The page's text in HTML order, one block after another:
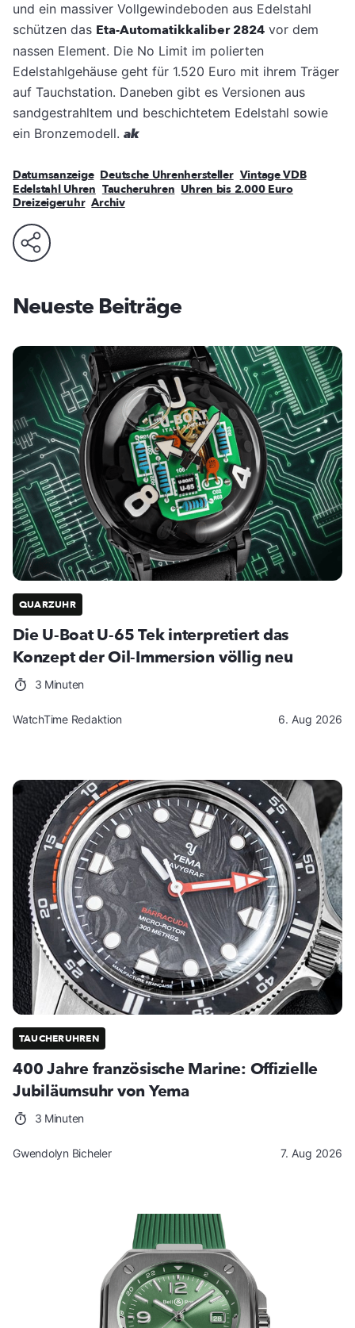
und ein massiver Vollgewindeboden aus Edelstahl
schützen das Eta-Automatikkaliber 2824 vor dem
nassen Element. Die No Limit im polierten
Edelstahlgehäuse geht für 1.520 Euro mit ihrem Träger
auf Tauchstation. Daneben gibt es Versionen aus
sandgestrahltem und beschichtetem Edelstahl sowie
ein Bronzemodell. ak
Datumsanzeige Deutsche Uhrenhersteller Vintage VDB
Edelstahl Uhren Taucheruhren Uhren bis 2.000 Euro
Dreizeigeruhr Archiv
Neueste Beiträge
QUARZUHR
Die U-Boat U-65 Tek interpretiert das
Konzept der Oil-Immersion völlig neu
3 Minuten
WatchTime Redaktion 6. Aug 2026
TAUCHERUHREN
400 Jahre französische Marine: Offizielle
Jubiläumsuhr von Yema
3 Minuten
Gwendolyn Bicheler 7. Aug 2026